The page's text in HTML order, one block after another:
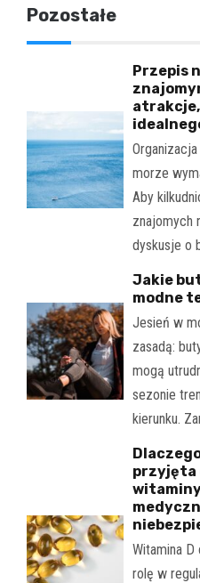
Pozostałe
Przepis
morze
Aby
znajomych
dyskusje o
Jakie
modne
Jesień w
zasadą:
mogą
sezonie
kierunku.
przyjęta
Witamina
rolę w